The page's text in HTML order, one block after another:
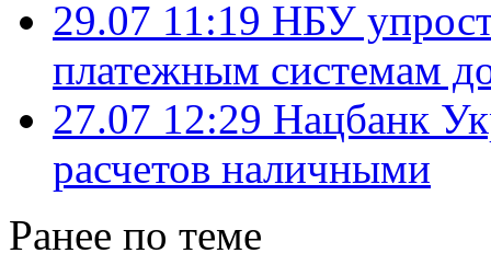
29.07 11:19 НБУ
платежным системам
27.07 12:29 Нацбанк
расчетов наличными
Ранее по теме